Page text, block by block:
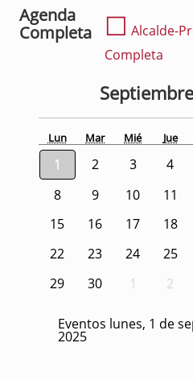
Agenda
Completa
☐ Alcalde-
Completa
Septiembre
Lun Mar Mié Jue
1 2 3 4
8
9 10 11
15
16 17 18
22
23 24 25
29
30 1 2
Eventos lunes, 1 de
2025